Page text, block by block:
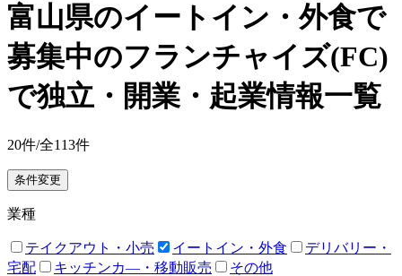
富山県のイートイン・外食で
募集中のフランチャイズ(FC)
で独立・開業・起業情報一覧
20件/全113件
条件変更
業種
テイクアウト・小売 イートイン・外食
デリバリー・
宅配
キッチンカ―・移動販売 その他